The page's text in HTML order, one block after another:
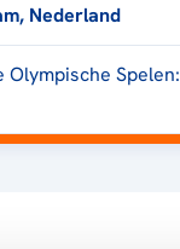
Nederland
Olympische Spelen: